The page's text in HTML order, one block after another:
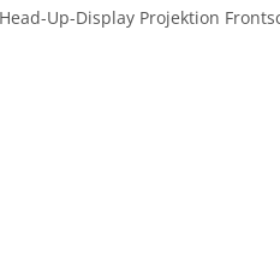
Up-Display Projektion